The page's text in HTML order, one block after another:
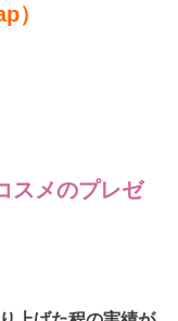
）
スメのプレゼ